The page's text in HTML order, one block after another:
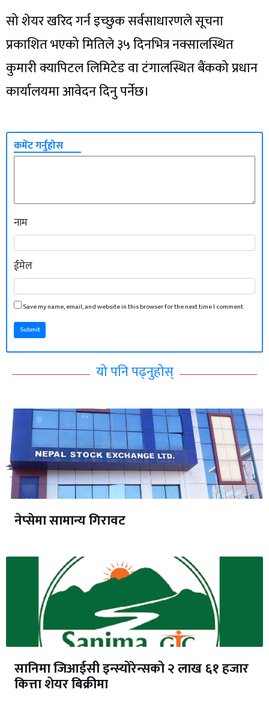
सो शेयर खरिद गर्न इच्छुक सर्वसाधारणले सूचना
प्रकाशित भएको मितिले ३५ दिनभित्र नक्सालस्थित
कुमारी क्यापिटल लिमिटेड वा टंगालस्थित बैंकको प्रधान
कार्यालयमा आवेदन दिनु पर्नेछ।
कमेंट गर्नुहोस
नाम
ईमेल
Save my name, email, and website in this browser for the next time I comment.
Submit
यो पनि पढ्नुहोस्
नेप्सेमा सामान्य गिरावट
सानिमा जिआईसी इन्स्योरेन्सको २ लाख ६१ हजार
कित्ता शेयर बिक्रीमा